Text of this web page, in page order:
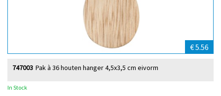
€ 5.56
Pak à 36 houten hanger 4,5x3,5 cm eivorm
747003
In Stock